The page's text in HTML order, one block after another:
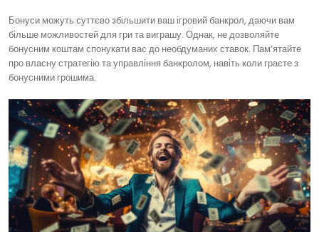
Бонуси можуть суттєво збільшити ваш ігровий банкрол, даючи вам
більше можливостей для гри та виграшу. Однак, не дозволяйте
бонусним коштам спонукати вас до необдуманих ставок. Пам’ятайте
про власну стратегію та управління банкролом, навіть коли граєте з
бонусними грошима.